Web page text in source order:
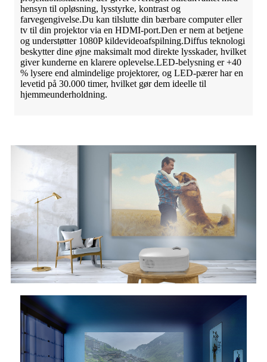
hensyn til opløsning, lysstyrke, kontrast og
farvegengivelse.Du kan tilslutte din bærbare computer eller
tv til din projektor via en HDMI-port.Den er nem at betjene
og understøtter 1080P kildevideoafspilning.Diffus teknologi
beskytter dine øjne maksimalt mod direkte lysskader, hvilket
giver kunderne en klarere oplevelse.LED-belysning er +40
% lysere end almindelige projektorer, og LED-pærer har en
levetid på 30.000 timer, hvilket gør dem ideelle til
hjemmeunderholdning.